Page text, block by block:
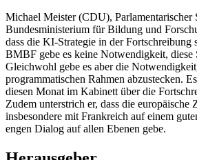
Michael Meister (CDU), Parlamentarischer
Bundesministerium für Bildung und
dass die KI-Strategie in der Fortschreibung
BMBF gebe es keine Notwendigkeit, diese
Gleichwohl gebe es aber die
programmatischen Rahmen abzustecken.
diesen Monat im Kabinett über die
Zudem unterstrich er, dass die europäische
insbesondere mit Frankreich auf einem
engen Dialog auf allen Ebenen gebe.